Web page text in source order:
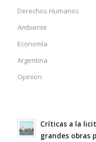
Derechos Humanos
Ambiente
Economía
Argentina
Opinion
Críticas a la
grandes obras